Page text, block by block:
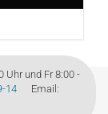
und Fr 8:00 -
14Email: